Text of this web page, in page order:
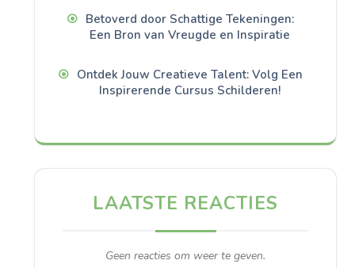
Betoverd door Schattige Tekeningen:
Een Bron van Vreugde en Inspiratie
Ontdek Jouw Creatieve Talent: Volg Een
Inspirerende Cursus Schilderen!
LAATSTE REACTIES
Geen reacties om weer te geven.